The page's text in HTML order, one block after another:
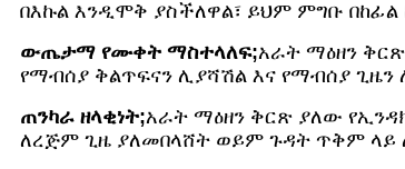
በእኩል እንዲሞቅ ያስችለዋል፣ ይህም ምግቡ
ውጤታማ የሙቀት ማስተላለፍ;አራት ማዕዘን
የማብሰያ ቅልጥፍናን ሊያሻሽል እና የማብሰያ
ጠንካራ ዘላቂነት;አራት ማዕዘን ቅርጽ ያለው
ለረጅም ጊዜ ያለመበላሸት ወይም ጉዳት ጥቅም ላይ